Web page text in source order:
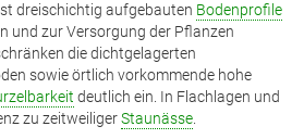
dreischichtig aufgebauten Bodenprofile
und zur Versorgung der Pflanzen
die dichtgelagerten
sowie örtlich vorkommende hohe
deutlich ein. In Flachlagen und
zu zeitweiligerStaunässe.